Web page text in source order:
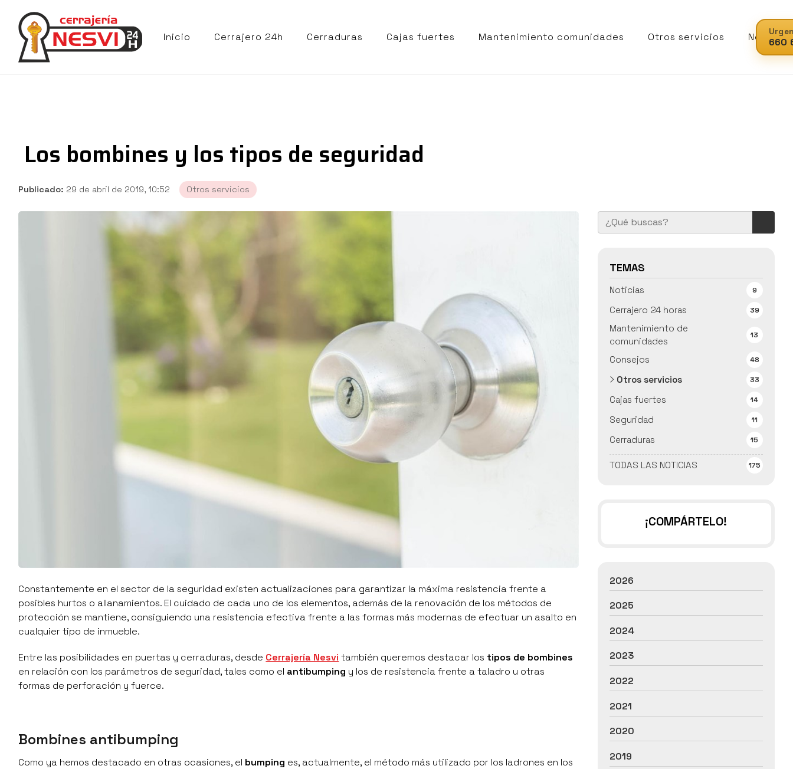
Inicio Cerrajero 24h Cerraduras Cajas fuertes Mantenimiento comunidades Otros servicios Noticias
660
Los bombines y los tipos de seguridad
Publicado: 29 de abril de 2019, 10:52 Otros servicios
TEMAS
TODAS LAS NOTICIAS 175
Noticias 9
Cerrajero 24 horas 39
Mantenimiento de
comunidades
13
Consejos 48
Otros servicios 33
Cajas fuertes 14
Seguridad 11
Cerraduras 15
Constantemente en el sector de la seguridad existen actualizaciones para garantizar la máxima resistencia frente a
posibles hurtos o allanamientos. El cuidado de cada uno de los elementos, además de la renovación de los métodos de
protección se mantiene, consiguiendo una resistencia efectiva frente a las formas más modernas de efectuar un asalto en
cualquier tipo de inmueble.
Entre las posibilidades en puertas y cerraduras, desde Cerrajería Nesvi también queremos destacar los tipos de bombines
en relación con los parámetros de seguridad, tales como el antibumping y los de resistencia frente a taladro u otras
formas de perforación y fuerce.
Bombines antibumping
Como ya hemos destacado en otras ocasiones, el bumping es, actualmente, el método más utilizado por los ladrones en los
¡COMPÁRTELO!
2026
2025
2024
2023
2022
2021
2020
2019